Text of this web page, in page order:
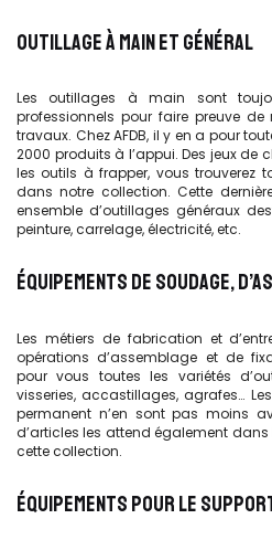
OUTILLAGE À MAIN ET GÉNÉRAL
Les outillages à main sont
professionnels pour faire preuve
travaux. Chez AFDB, il y en a pour
2000 produits à l’appui. Des jeux de
les outils à frapper, vous trouverez
dans notre collection. Cette
ensemble d’outillages généraux
peinture, carrelage, électricité, etc.
ÉQUIPEMENTS DE SOUDAGE,
Les métiers de fabrication et
opérations d’assemblage et de
pour vous toutes les variétés
visseries, accastillages, agrafes…
permanent n’en sont pas moins
d’articles les attend également
cette collection.
ÉQUIPEMENTS POUR LE